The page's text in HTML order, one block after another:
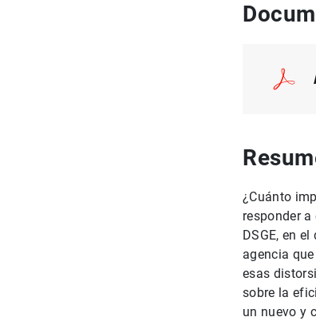
¿Cuánto
responder
DSGE, en
agencia
esas
sobre la
un nuevo y